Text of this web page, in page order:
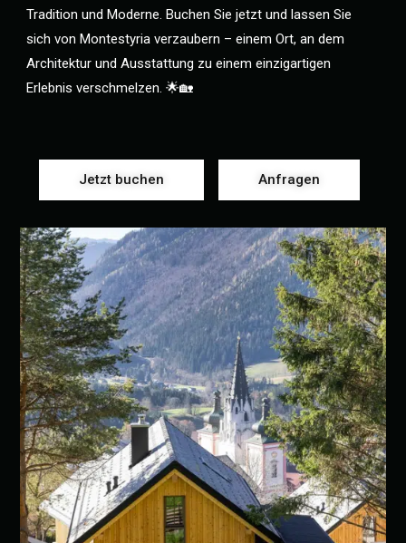
Tradition und Moderne. Buchen Sie jetzt und lassen Sie
sich von Montestyria verzaubern – einem Ort, an dem
Architektur und Ausstattung zu einem einzigartigen
Erlebnis verschmelzen. 🌟🏡
Jetzt buchen Anfragen